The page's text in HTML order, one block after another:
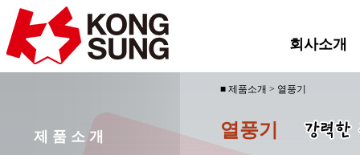
회사소개
제 품 소 개
■ 제품소개 > 열풍기
열풍기